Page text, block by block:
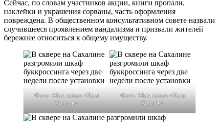
Сейчас, по словам участников акции, книги пропали,
наклейки и украшения сорваны, часть оформления
повреждена. В общественном консультативном совете назвали
случившееся проявлением вандализма и призвали жителей
бережнее относиться к общему имуществу.
Фото: Max-канал «Наш
Холмск»
Фото: Max-канал «Наш
Холмск»